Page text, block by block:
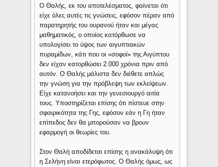
Ο Θαλής, εκ του αποτελέσματος, φαίνεται ότι
είχε όλες αυτές τις γνώσεις, εφόσον πέραν από
παρατηρητής του ουρανού ήταν και μέγας
μαθηματικός, ο οποίος κατόρθωσε να
υπολογίσει το ύψος των αιγυπτιακών
πυραμίδων, κάτι που οι «σοφοί» της Αιγύπτου
δεν είχαν κατορθώσει 2.000 χρόνια πριν από
αυτόν. Ο Θαλής μάλιστα δεν διέθετε απλώς
την γνώση για την πρόβλεψη των εκλείψεων.
Είχε κατανοήσει και την γενεσιουργό αιτία
τους. Υποστηρίζεται επίσης ότι πίστευε στην
σφαιρικότητα της Γης, εφόσον εάν η Γη ήταν
επίπεδος δεν θα μπορούσαν να βρουν
εφαρμογή οι θεωρίες του.
Στον Θαλή αποδίδεται επίσης η ανακάλυψη ότι
η Σελήνη είναι ετερόφωτος. Ο Θαλής όμως, ως